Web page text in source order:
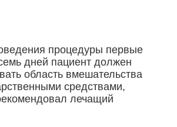
процедуры первые
дней пациент должен
область вмешательства
средствами,
лечащий